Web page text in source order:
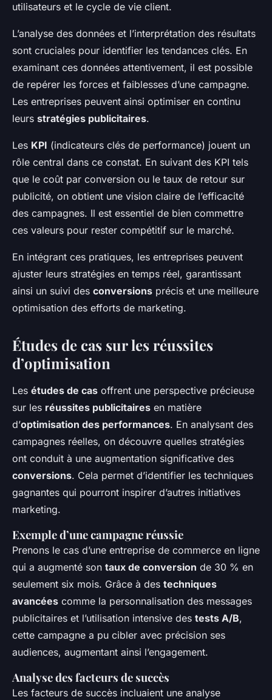
utilisateurs et le cycle de vie client.
L’analyse des données et l’interprétation des résultats
sont cruciales pour identifier les tendances clés. En
examinant ces données attentivement, il est possible
de repérer les forces et faiblesses d’une campagne.
Les entreprises peuvent ainsi optimiser en continu
leurs stratégies publicitaires.
Les KPI (indicateurs clés de performance) jouent un
rôle central dans ce constat. En suivant des KPI tels
que le coût par conversion ou le taux de retour sur
publicité, on obtient une vision claire de l’efficacité
des campagnes. Il est essentiel de bien commettre
ces valeurs pour rester compétitif sur le marché.
En intégrant ces pratiques, les entreprises peuvent
ajuster leurs stratégies en temps réel, garantissant
ainsi un suivi des conversions précis et une meilleure
optimisation des efforts de marketing.
Études de cas sur les réussites
d’optimisation
Les études de cas offrent une perspective précieuse
sur les réussites publicitaires en matière
d’optimisation des performances. En analysant des
campagnes réelles, on découvre quelles stratégies
ont conduit à une augmentation significative des
conversions. Cela permet d’identifier les techniques
gagnantes qui pourront inspirer d’autres initiatives
marketing.
Exemple d’une campagne réussie
Prenons le cas d’une entreprise de commerce en ligne
qui a augmenté son taux de conversion de 30 % en
seulement six mois. Grâce à des techniques
avancées comme la personnalisation des messages
publicitaires et l’utilisation intensive des tests A/B,
cette campagne a pu cibler avec précision ses
audiences, augmentant ainsi l’engagement.
Analyse des facteurs de succès
Les facteurs de succès incluaient une analyse